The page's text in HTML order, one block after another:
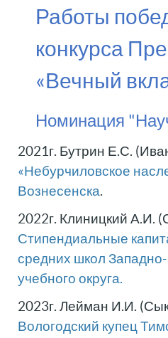
Работы
конкурса
«Вечный
Номинация
2021г. Бутрин Е.С.
«Небурчиловское
Вознесенска.
2022г. Клиницкий А.И.
Стипендиальные
средних школ
учебного округа.
2023г. Лейман И.И.
Вологодский купец